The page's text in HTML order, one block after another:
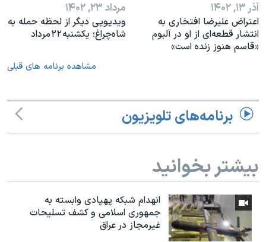
آذر ۱۳, ۱۴۰۲
اعتراض علیرضا افتخاری به
انتشار قطعه‌ای از او در آلبوم
«قاسم هنوز زنده است»
مرداد ۲۳, ۱۴۰۲
ویدیویی دیگر از لحظه حمله به
شاه‌چراغ؛ یکشنبه ۲۲ مرداد
مشاهده برنامه های قبلی
برنامه‌های تلویزیون
بیشتر بخوانید
انهدام شبکه پهپادی وابسته به
جمهوری اسلامی و کشف تسلیحات
غیرمجاز در عراق